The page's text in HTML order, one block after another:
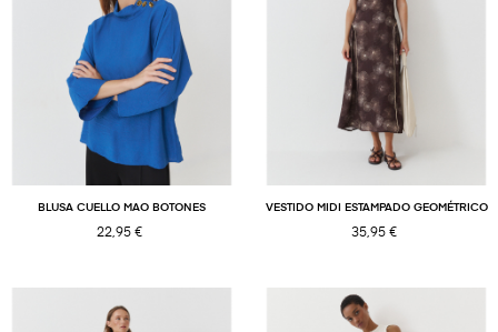
BLUSA CUELLO MAO BOTONES
22,95 €
VESTIDO MIDI ESTAMPADO GEOMÉTRICO
35,95 €